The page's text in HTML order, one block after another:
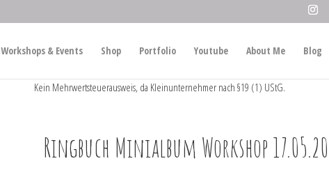
Workshops & Events Shop Portfolio Youtube About Me Blog
Kein Mehrwertsteuerausweis, da Kleinunternehmer nach §19 (1) UStG.
Ringbuch Minialbum Workshop